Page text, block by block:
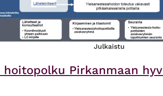
Julkaistu
Pirkanmaan